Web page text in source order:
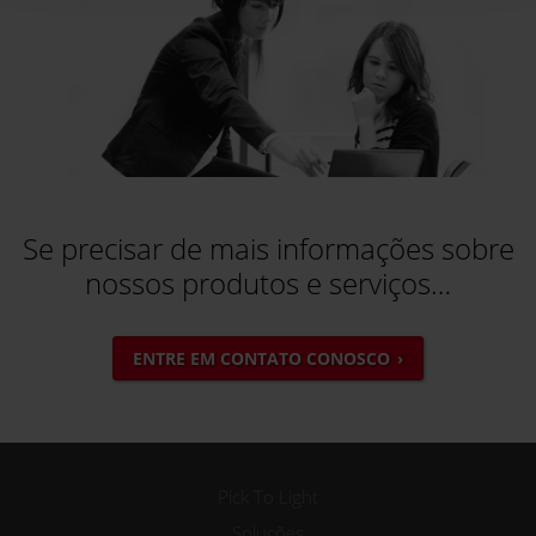
Se precisar de mais informações sobre
nossos produtos e serviços…
ENTRE EM CONTATO CONOSCO